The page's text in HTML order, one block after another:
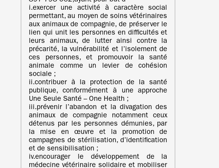
i.exercer une activité à caractère social
permettant, au moyen de soins vétérinaires
aux animaux de compagnie, de préserver le
lien qui unit les personnes en difficultés et
leurs animaux, de lutter ainsi contre la
précarité, la vulnérabilité et l’isolement de
ces personnes, et promouvoir la santé
animale comme un levier de cohésion
sociale ;
ii.contribuer à la protection de la santé
publique, conformément à une approche
Une Seule Santé – One Health ;
iii.prévenir l’abandon et la divagation des
animaux de compagnie notamment ceux
détenus par les personnes démunies, par
la mise en œuvre et la promotion de
campagnes de stérilisation, d’identification
et de sensibilisation ;
iv.encourager le développement de la
médecine vétérinaire solidaire et mobiliser